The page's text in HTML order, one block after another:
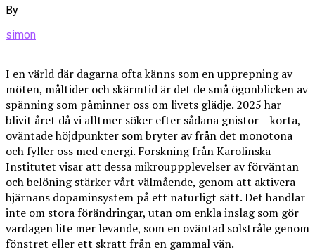
By
simon
I en värld där dagarna ofta känns som en upprepning av
möten, måltider och skärmtid är det de små ögonblicken av
spänning som påminner oss om livets glädje. 2025 har
blivit året då vi alltmer söker efter sådana gnistor – korta,
oväntade höjdpunkter som bryter av från det monotona
och fyller oss med energi. Forskning från Karolinska
Institutet visar att dessa mikrouppplevelser av förväntan
och belöning stärker vårt välmående, genom att aktivera
hjärnans dopaminsystem på ett naturligt sätt. Det handlar
inte om stora förändringar, utan om enkla inslag som gör
vardagen lite mer levande, som en oväntad solstråle genom
fönstret eller ett skratt från en gammal vän.